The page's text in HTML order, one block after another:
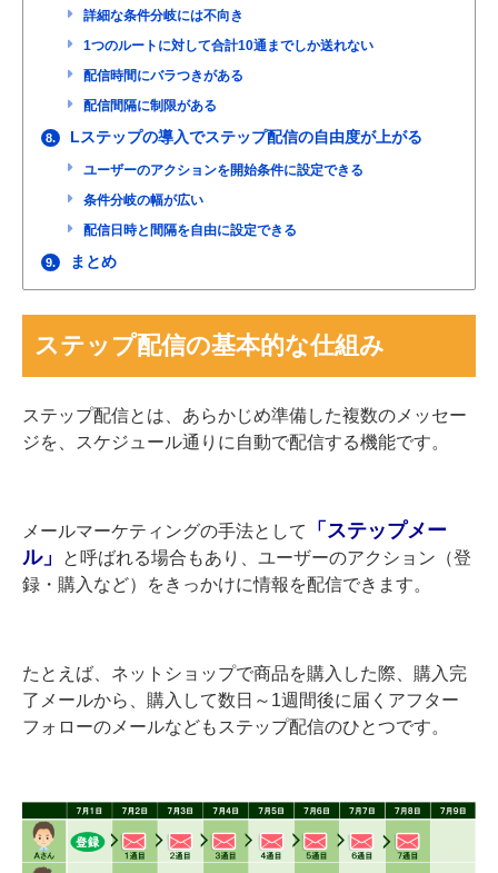
詳細な条件分岐には不向き
1つのルートに対して合計10通までしか送れない
配信時間にバラつきがある
配信間隔に制限がある
8. Lステップの導入でステップ配信の自由度が上がる
ユーザーのアクションを開始条件に設定できる
条件分岐の幅が広い
配信日時と間隔を自由に設定できる
9. まとめ
ステップ配信の基本的な仕組み
ステップ配信とは、あらかじめ準備した複数のメッセー
ジを、スケジュール通りに自動で配信する機能です。
メールマーケティングの手法として
「ステップメー
ル」
と呼ばれる場合もあり、ユーザーのアクション（登
録・購入など）をきっかけに情報を配信できます。
たとえば、ネットショップで商品を購入した際、購入完
了メールから、購入して数日～1週間後に届くアフター
フォローのメールなどもステップ配信のひとつです。